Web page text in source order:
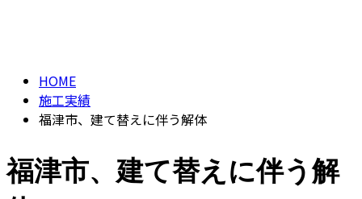
HOME
施工実績
福津市、建て替えに伴う解体
福津市、建て替えに伴う解